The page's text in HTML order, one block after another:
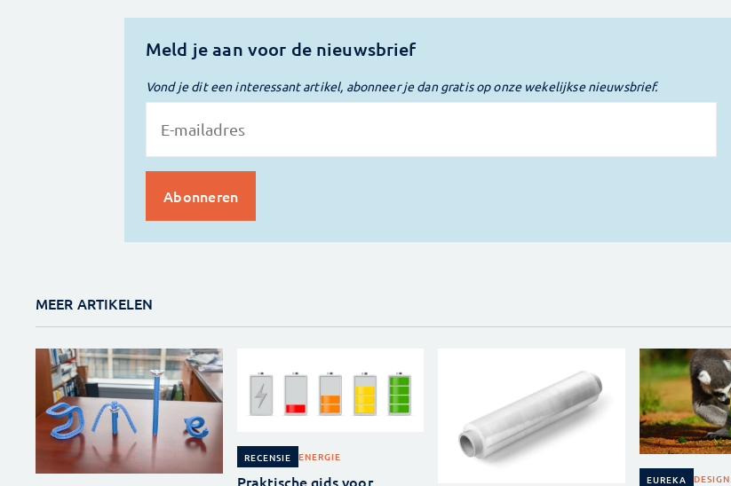
Meld je aan voor de nieuwsbrief
Vond je dit een interessant artikel, abonneer je dan gratis op onze wekelijkse nieuwsbrief.
MEER ARTIKELEN
RECENSIE ENERGIE
Praktische gids voor EUREKA DESIGN